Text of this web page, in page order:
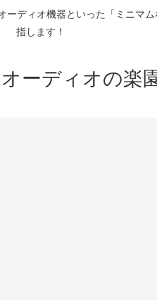
ディオ機器といった「ミニマ
指します！
ーディオの楽